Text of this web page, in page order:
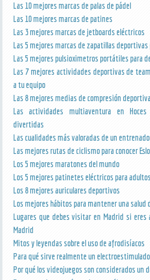
Las 10 mejores marcas de palas de pádel
Las 10 mejores marcas de patines
Las 3 mejores marcas de jetboards eléctricos
Las 5 mejores marcas de zapatillas deportivas
Las 5 mejores pulsioximetros portátiles para
Las 7 mejores actividades deportivas de
a tu equipo
Las 8 mejores medias de compresión
Las actividades multiaventura en
divertidas
Las cualidades más valoradas de un
Las mejores rutas de ciclismo para conocer
Los 5 mejores maratones del mundo
Los 5 mejores patinetes eléctricos para adultos
Los 8 mejores auriculares deportivos
Los mejores hábitos para mantener una salud
Lugares que debes visitar en Madrid si eres
Madrid
Mitos y leyendas sobre el uso de afrodisíacos
Para qué sirve realmente un
Por qué los videojuegos son considerados un